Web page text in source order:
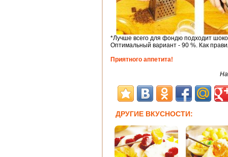
*Лучше всего для фондю подходит
Оптимальный вариант - 90 %. Как
Приятного аппетита!
ДРУГИЕ ВКУСНОСТИ: